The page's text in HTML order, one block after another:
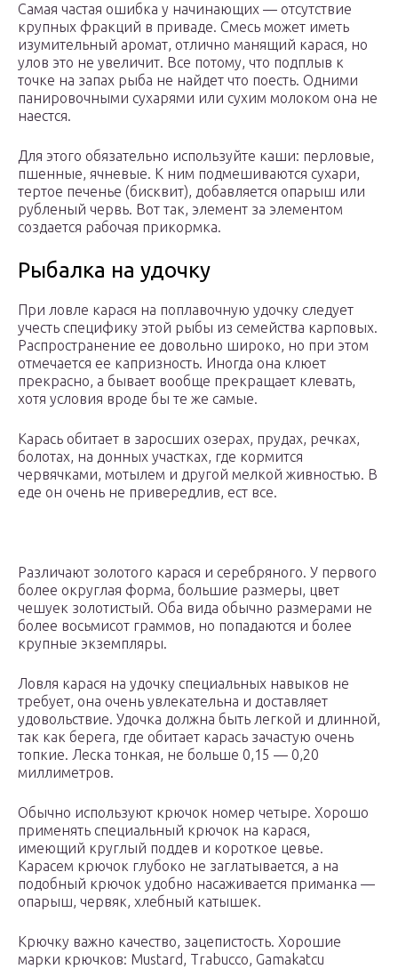
Самая частая ошибка у начинающих — отсутствие
крупных фракций в приваде. Смесь может иметь
изумительный аромат, отлично манящий карася, но
улов это не увеличит. Все потому, что подплыв к
точке на запах рыба не найдет что поесть. Одними
панировочными сухарями или сухим молоком она не
наестся.
Для этого обязательно используйте каши: перловые,
пшенные, ячневые. К ним подмешиваются сухари,
тертое печенье (бисквит), добавляется опарыш или
рубленый червь. Вот так, элемент за элементом
создается рабочая прикормка.
Рыбалка на удочку
При ловле карася на поплавочную удочку следует
учесть специфику этой рыбы из семейства карповых.
Распространение ее довольно широко, но при этом
отмечается ее капризность. Иногда она клюет
прекрасно, а бывает вообще прекращает клевать,
хотя условия вроде бы те же самые.
Карась обитает в заросших озерах, прудах, речках,
болотах, на донных участках, где кормится
червячками, мотылем и другой мелкой живностью. В
еде он очень не привередлив, ест все.
Различают золотого карася и серебряного. У первого
более округлая форма, большие размеры, цвет
чешуек золотистый. Оба вида обычно размерами не
более восьмисот граммов, но попадаются и более
крупные экземпляры.
Ловля карася на удочку специальных навыков не
требует, она очень увлекательна и доставляет
удовольствие. Удочка должна быть легкой и длинной,
так как берега, где обитает карась зачастую очень
топкие. Леска тонкая, не больше 0,15 — 0,20
миллиметров.
Обычно используют крючок номер четыре. Хорошо
применять специальный крючок на карася,
имеющий круглый поддев и короткое цевье.
Карасем крючок глубоко не заглатывается, а на
подобный крючок удобно насаживается приманка —
опарыш, червяк, хлебный катышек.
Крючку важно качество, зацепистость. Хорошие
марки крючков: Mustard, Trabucco, Gamakatcu